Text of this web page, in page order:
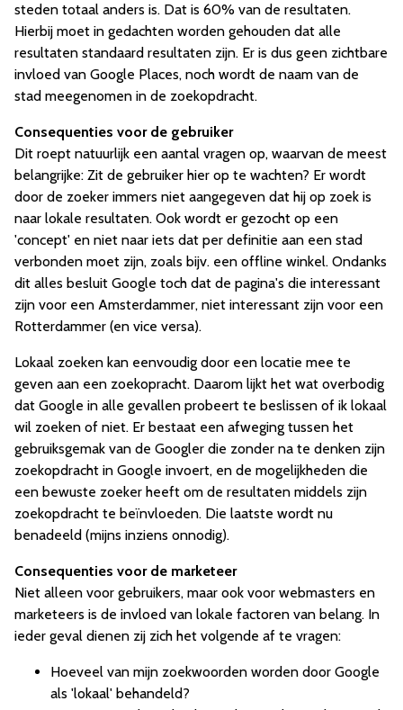
steden totaal anders is. Dat is 60% van de resultaten.
Hierbij moet in gedachten worden gehouden dat alle
resultaten standaard resultaten zijn. Er is dus geen zichtbare
invloed van Google Places, noch wordt de naam van de
stad meegenomen in de zoekopdracht.
Consequenties voor de gebruiker
Dit roept natuurlijk een aantal vragen op, waarvan de meest
belangrijke: Zit de gebruiker hier op te wachten? Er wordt
door de zoeker immers niet aangegeven dat hij op zoek is
naar lokale resultaten. Ook wordt er gezocht op een
'concept' en niet naar iets dat per definitie aan een stad
verbonden moet zijn, zoals bijv. een offline winkel. Ondanks
dit alles besluit Google toch dat de pagina's die interessant
zijn voor een Amsterdammer, niet interessant zijn voor een
Rotterdammer (en vice versa).
Lokaal zoeken kan eenvoudig door een locatie mee te
geven aan een zoekopracht. Daarom lijkt het wat overbodig
dat Google in alle gevallen probeert te beslissen of ik lokaal
wil zoeken of niet. Er bestaat een afweging tussen het
gebruiksgemak van de Googler die zonder na te denken zijn
zoekopdracht in Google invoert, en de mogelijkheden die
een bewuste zoeker heeft om de resultaten middels zijn
zoekopdracht te beïnvloeden. Die laatste wordt nu
benadeeld (mijns inziens onnodig).
Consequenties voor de marketeer
Niet alleen voor gebruikers, maar ook voor webmasters en
marketeers is de invloed van lokale factoren van belang. In
ieder geval dienen zij zich het volgende af te vragen:
Hoeveel van mijn zoekwoorden worden door Google
als 'lokaal' behandeld?